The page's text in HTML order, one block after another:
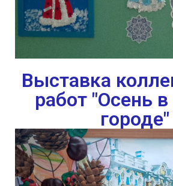
Выставка
работ "Осень
городе"